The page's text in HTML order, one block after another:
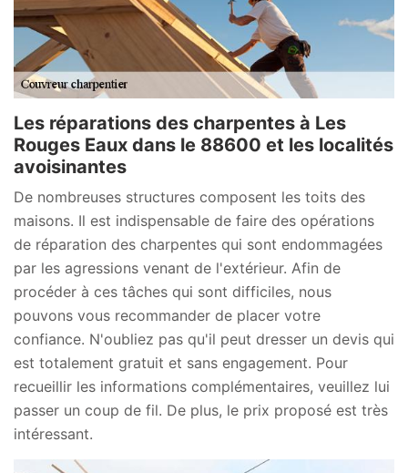
Les réparations des charpentes à Les
Rouges Eaux dans le 88600 et les localités
avoisinantes
De nombreuses structures composent les toits des
maisons. Il est indispensable de faire des opérations
de réparation des charpentes qui sont endommagées
par les agressions venant de l'extérieur. Afin de
procéder à ces tâches qui sont difficiles, nous
pouvons vous recommander de placer votre
confiance. N'oubliez pas qu'il peut dresser un devis qui
est totalement gratuit et sans engagement. Pour
recueillir les informations complémentaires, veuillez lui
passer un coup de fil. De plus, le prix proposé est très
intéressant.